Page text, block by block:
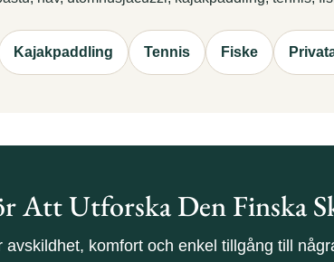
Kajakpaddling Tennis Fiske
Att Utforska Den Finska
komfort och enkel tillgång till